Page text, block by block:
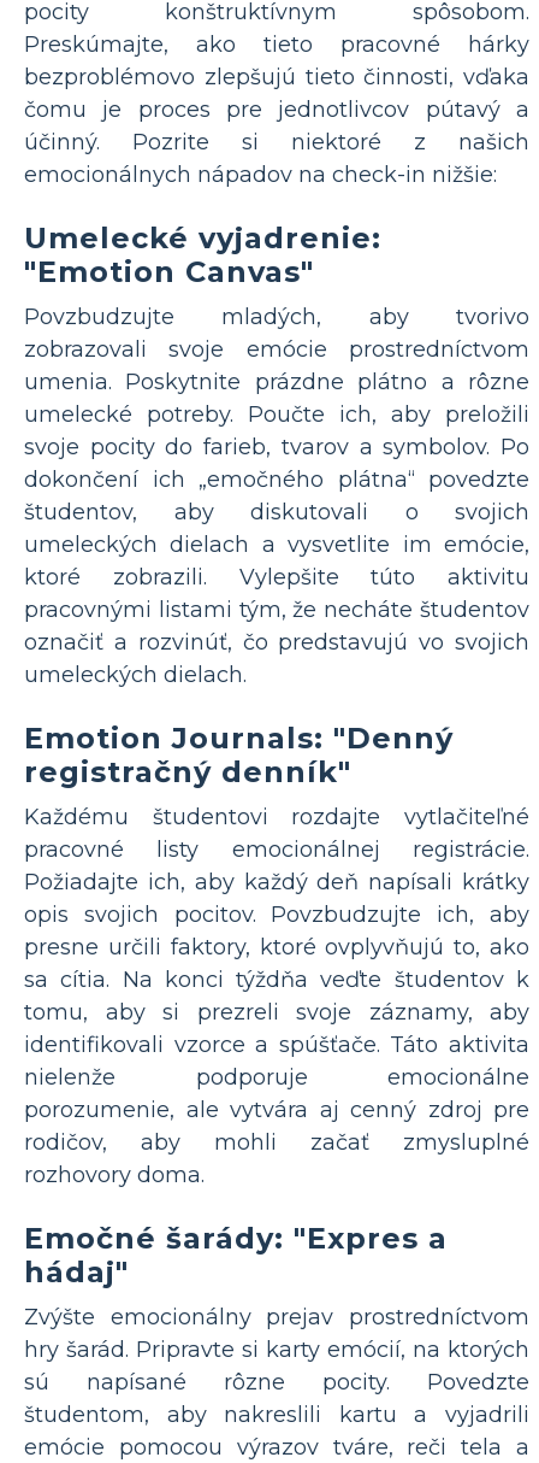
pocity konštruktívnym spôsobom.
Preskúmajte, ako tieto pracovné hárky
bezproblémovo zlepšujú tieto činnosti, vďaka
čomu je proces pre jednotlivcov pútavý a
účinný. Pozrite si niektoré z našich
emocionálnych nápadov na check-in nižšie:
Umelecké vyjadrenie:
"Emotion Canvas"
Povzbudzujte mladých, aby tvorivo
zobrazovali svoje emócie prostredníctvom
umenia. Poskytnite prázdne plátno a rôzne
umelecké potreby. Poučte ich, aby preložili
svoje pocity do farieb, tvarov a symbolov. Po
dokončení ich „emočného plátna“ povedzte
študentov, aby diskutovali o svojich
umeleckých dielach a vysvetlite im emócie,
ktoré zobrazili. Vylepšite túto aktivitu
pracovnými listami tým, že necháte študentov
označiť a rozvinúť, čo predstavujú vo svojich
umeleckých dielach.
Emotion Journals: "Denný
registračný denník"
Každému študentovi rozdajte vytlačiteľné
pracovné listy emocionálnej registrácie.
Požiadajte ich, aby každý deň napísali krátky
opis svojich pocitov. Povzbudzujte ich, aby
presne určili faktory, ktoré ovplyvňujú to, ako
sa cítia. Na konci týždňa veďte študentov k
tomu, aby si prezreli svoje záznamy, aby
identifikovali vzorce a spúšťače. Táto aktivita
nielenže podporuje emocionálne
porozumenie, ale vytvára aj cenný zdroj pre
rodičov, aby mohli začať zmysluplné
rozhovory doma.
Emočné šarády: "Expres a
hádaj"
Zvýšte emocionálny prejav prostredníctvom
hry šarád. Pripravte si karty emócií, na ktorých
sú napísané rôzne pocity. Povedzte
študentom, aby nakreslili kartu a vyjadrili
emócie pomocou výrazov tváre, reči tela a